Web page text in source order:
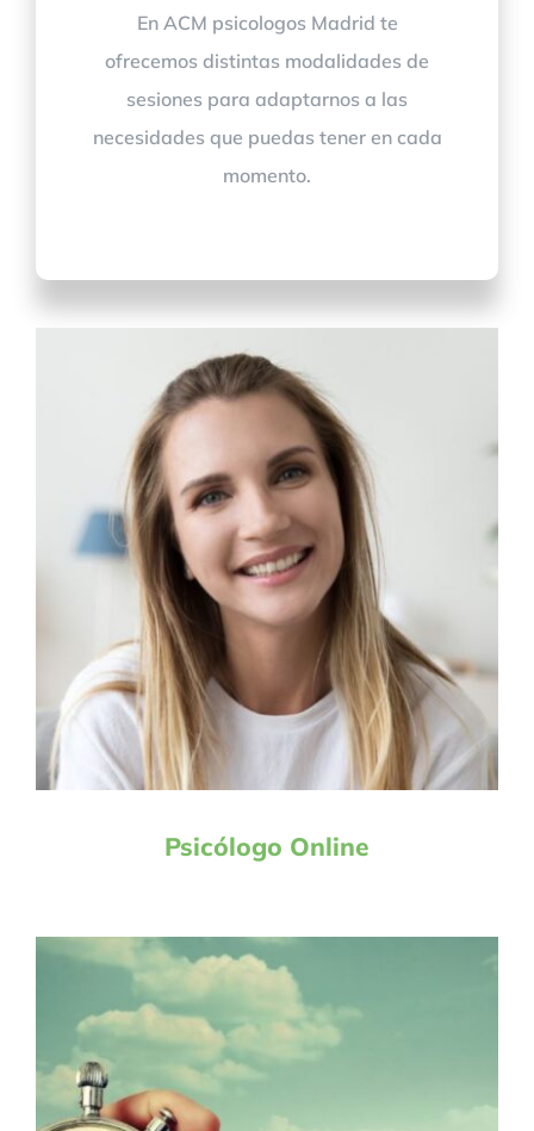
En ACM psicologos Madrid te
ofrecemos distintas modalidades de
sesiones para adaptarnos a las
necesidades que puedas tener en cada
momento.
Psicólogo Online